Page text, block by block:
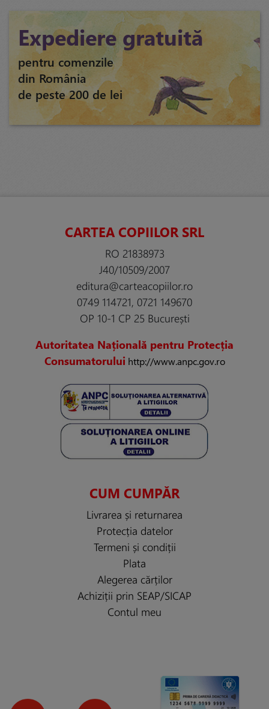
Expediere gratuită
pentru comenzile
din România
de peste 200 de lei
CARTEA COPIILOR SRL
RO 21838973
J40/10509/2007
editura@carteacopiilor.ro
0749 114721, 0721 149670
OP 10-1 CP 25 București
Autoritatea Națională pentru Protecția
Consumatorului http://www.anpc.gov.ro
CUM CUMPĂR
Livrarea și returnarea
Protecția datelor
Termeni și condiții
Plata
Alegerea cărților
Achiziții prin SEAP/SICAP
Contul meu